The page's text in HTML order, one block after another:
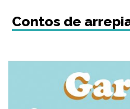
Contos de